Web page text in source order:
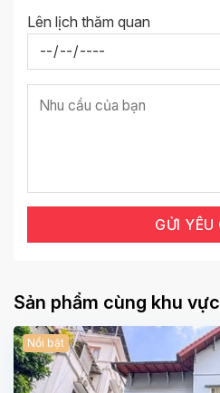
Lên lịch thăm quan
Sản phẩm cùng khu vực
Nổi bật